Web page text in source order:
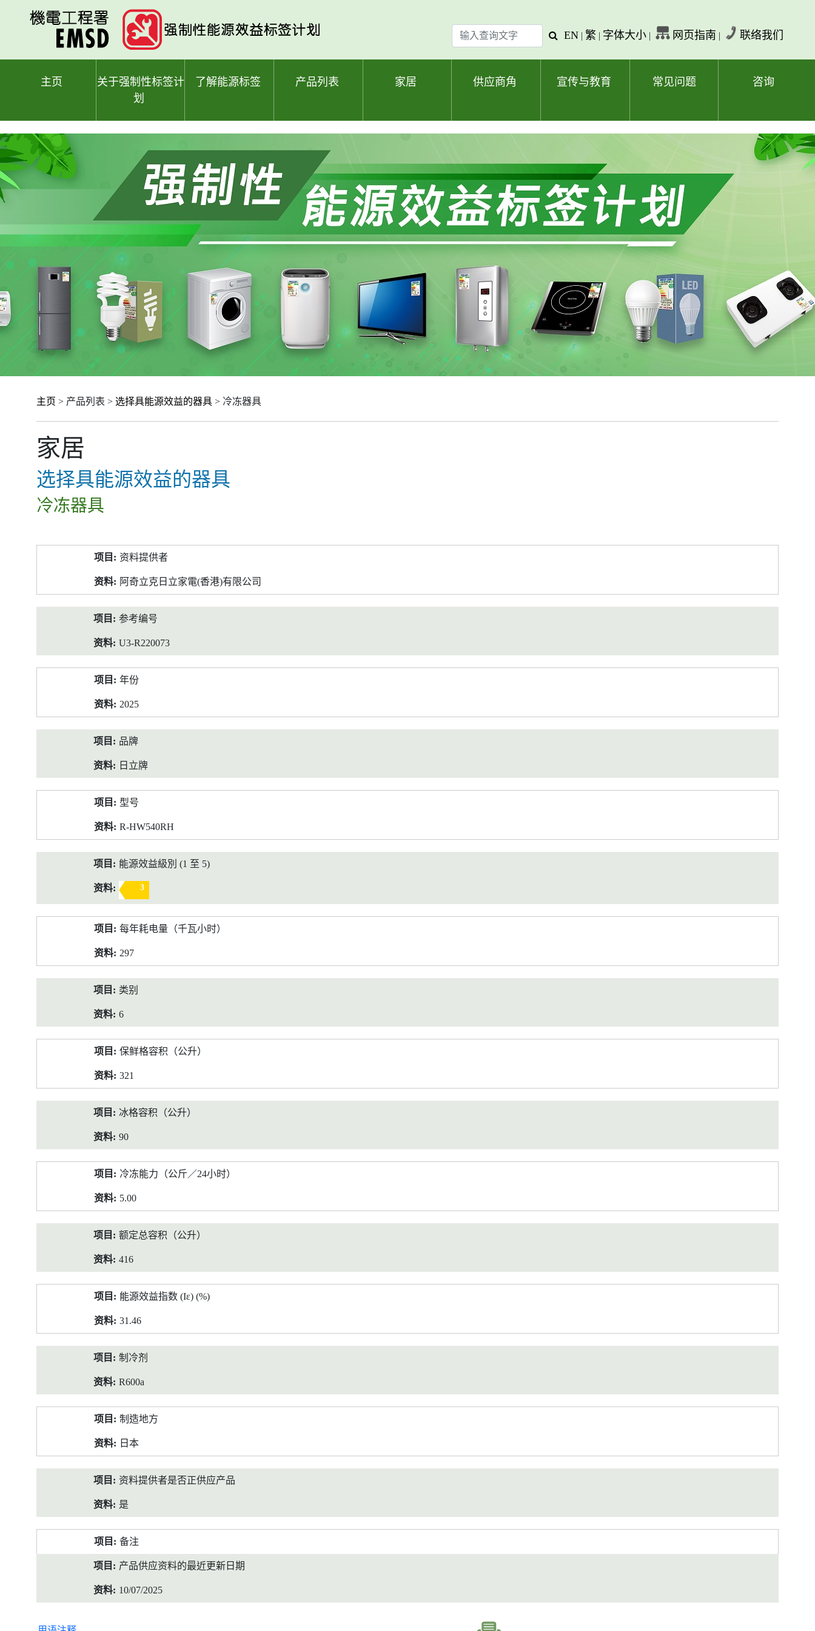
输
入
查
查
字
EN | 繁 | 字体大小 | 网页指南 | 联络我们
主页
关于强制性标签计
划
了解能源标签 产品列表 家居 供应商角 宣传与教育 常见问题 咨询
主页 > 产品列表 > 选择具能源效益的器具 > 冷冻器具
家居
选择具能源效益的器具
冷冻器具
料
资料提供者
阿奇立克日立家電(香港)有限公司
参考编号
U3-R220073
年份
2025
品牌
日立牌
型号
R-HW540RH
能源效益級別 (1 至 5)
3
每年耗电量（千瓦小时）
297
类别
6
保鲜格容积（公升）
321
冰格容积（公升）
90
冷冻能力（公斤／24小时）
5.00
额定总容积（公升）
416
能源效益指数 (Iε) (%)
31.46
制冷剂
R600a
制造地方
日本
资料提供者是否正供应产品
是
备注
产品供应资料的最近更新日期
10/07/2025